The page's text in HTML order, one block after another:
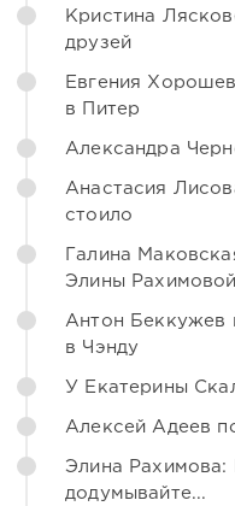
Кристина
друзей
Евгения
в Питер
Александра
Анастасия
стоило
Галина
Элины Рахимовой
Антон Беккужев
в Чэнду
У Екатерины
Алексей Адеев
Элина
додумывайте...